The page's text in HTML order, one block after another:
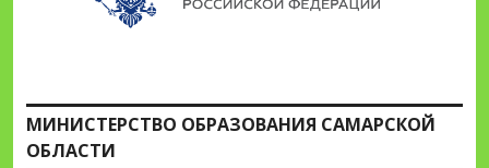
МИНИСТЕРСТВО ОБРАЗОВАНИЯ САМАРСКОЙ
ОБЛАСТИ